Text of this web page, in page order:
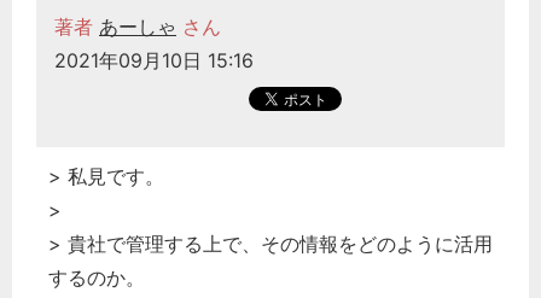
著者 あーしゃ さん
2021年09月10日 15:16
> 私見です。
>
> 貴社で管理する上で、その情報をどのように活用
するのか。